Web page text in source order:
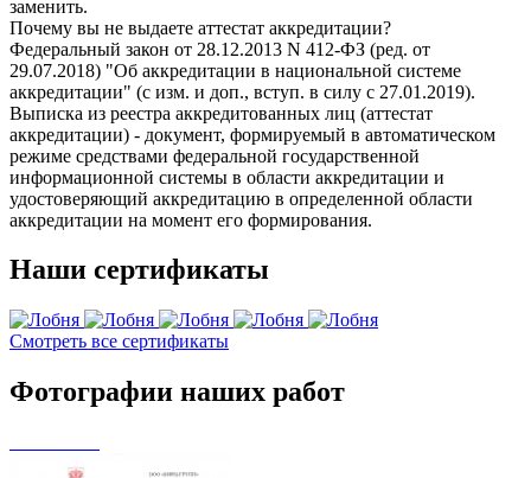
заменить.
Почему вы не выдаете аттестат аккредитации?
Федеральный закон от 28.12.2013 N 412-ФЗ (ред. от
29.07.2018) "Об аккредитации в национальной системе
аккредитации" (с изм. и доп., вступ. в силу с 27.01.2019).
Выписка из реестра аккредитованных лиц (аттестат
аккредитации) - документ, формируемый в автоматическом
режиме средствами федеральной государственной
информационной системы в области аккредитации и
удостоверяющий аккредитацию в определенной области
аккредитации на момент его формирования.
Наши сертификаты
Смотреть все сертификаты
Фотографии наших работ